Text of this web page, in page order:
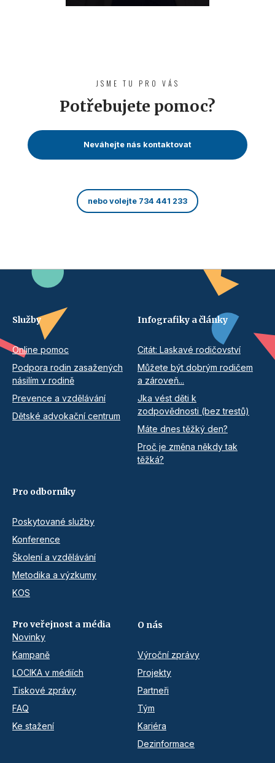
JSME TU PRO VÁS
Potřebujete pomoc?
Neváhejte nás kontaktovat
nebo volejte 734 441 233
Služby
Online pomoc
Podpora rodin zasažených
násilím v rodině
Prevence a vzdělávání
Dětské advokační centrum
Infografiky a články
Citát: Laskavé rodičovství
Můžete být dobrým rodičem
a zároveň...
Jka vést děti k
zodpovědnosti (bez trestů)
Máte dnes těžký den?
Proč je změna někdy tak
těžká?
Pro odborníky
Poskytované služby
Konference
Školení a vzdělávání
Metodika a výzkumy
KOS
Pro veřejnost a média
Novinky
Kampaně
LOCIKA v médiích
Tiskové zprávy
FAQ
Ke stažení
O nás
Výroční zprávy
Projekty
Partneři
Tým
Kariéra
Dezinformace